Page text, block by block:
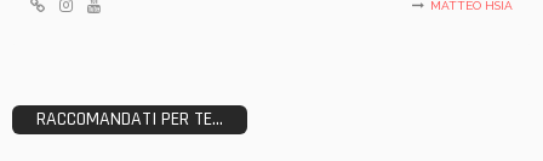
MATTEO HSIA
RACCOMANDATI PER TE...